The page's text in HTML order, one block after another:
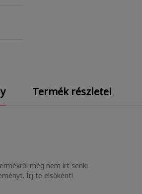
Termék részletei
még nem írt senki
Írj te elsőként!